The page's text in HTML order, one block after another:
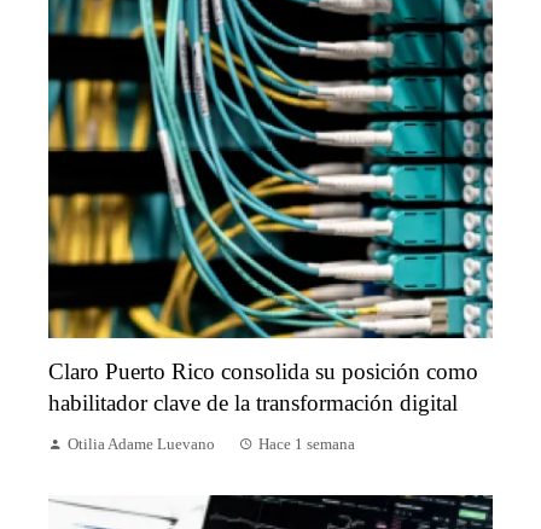
Claro Puerto Rico consolida su posición como
habilitador clave de la transformación digital
Otilia Adame Luevano Hace 1 semana